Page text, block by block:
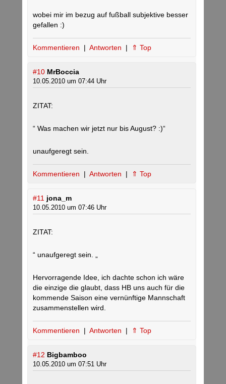
wobei mir im bezug auf fußball subjektive besser
gefallen :)
Kommentieren | Antworten | ⇑ Top
#10 MrBoccia
10.05.2010 um 07:44 Uhr
ZITAT:
“ Was machen wir jetzt nur bis August? :)“
unaufgeregt sein.
Kommentieren | Antworten | ⇑ Top
#11 jona_m
10.05.2010 um 07:46 Uhr
ZITAT:
“ unaufgeregt sein. „
Hervorragende Idee, ich dachte schon ich wäre
die einzige die glaubt, dass HB uns auch für die
kommende Saison eine vernünftige Mannschaft
zusammenstellen wird.
Kommentieren | Antworten | ⇑ Top
#12 Bigbamboo
10.05.2010 um 07:51 Uhr